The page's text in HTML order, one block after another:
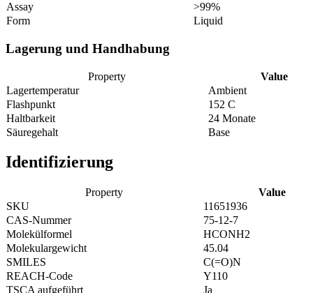
Assay
>99%
Form
Liquid
Lagerung und Handhabung
Property
Value
Lagertemperatur
Ambient
Flashpunkt
152 C
Haltbarkeit
24 Monate
Säuregehalt
Base
Identifizierung
Property
Value
SKU
11651936
CAS-Nummer
75-12-7
Molekülformel
HCONH2
Molekulargewicht
45.04
SMILES
C(=O)N
REACH-Code
Y110
TSCA aufgeführt
Ja